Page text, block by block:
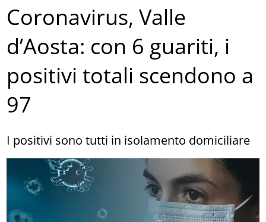
Coronavirus, Valle
d’Aosta: con 6 guariti, i
positivi totali scendono a
97
I positivi sono tutti in isolamento domiciliare